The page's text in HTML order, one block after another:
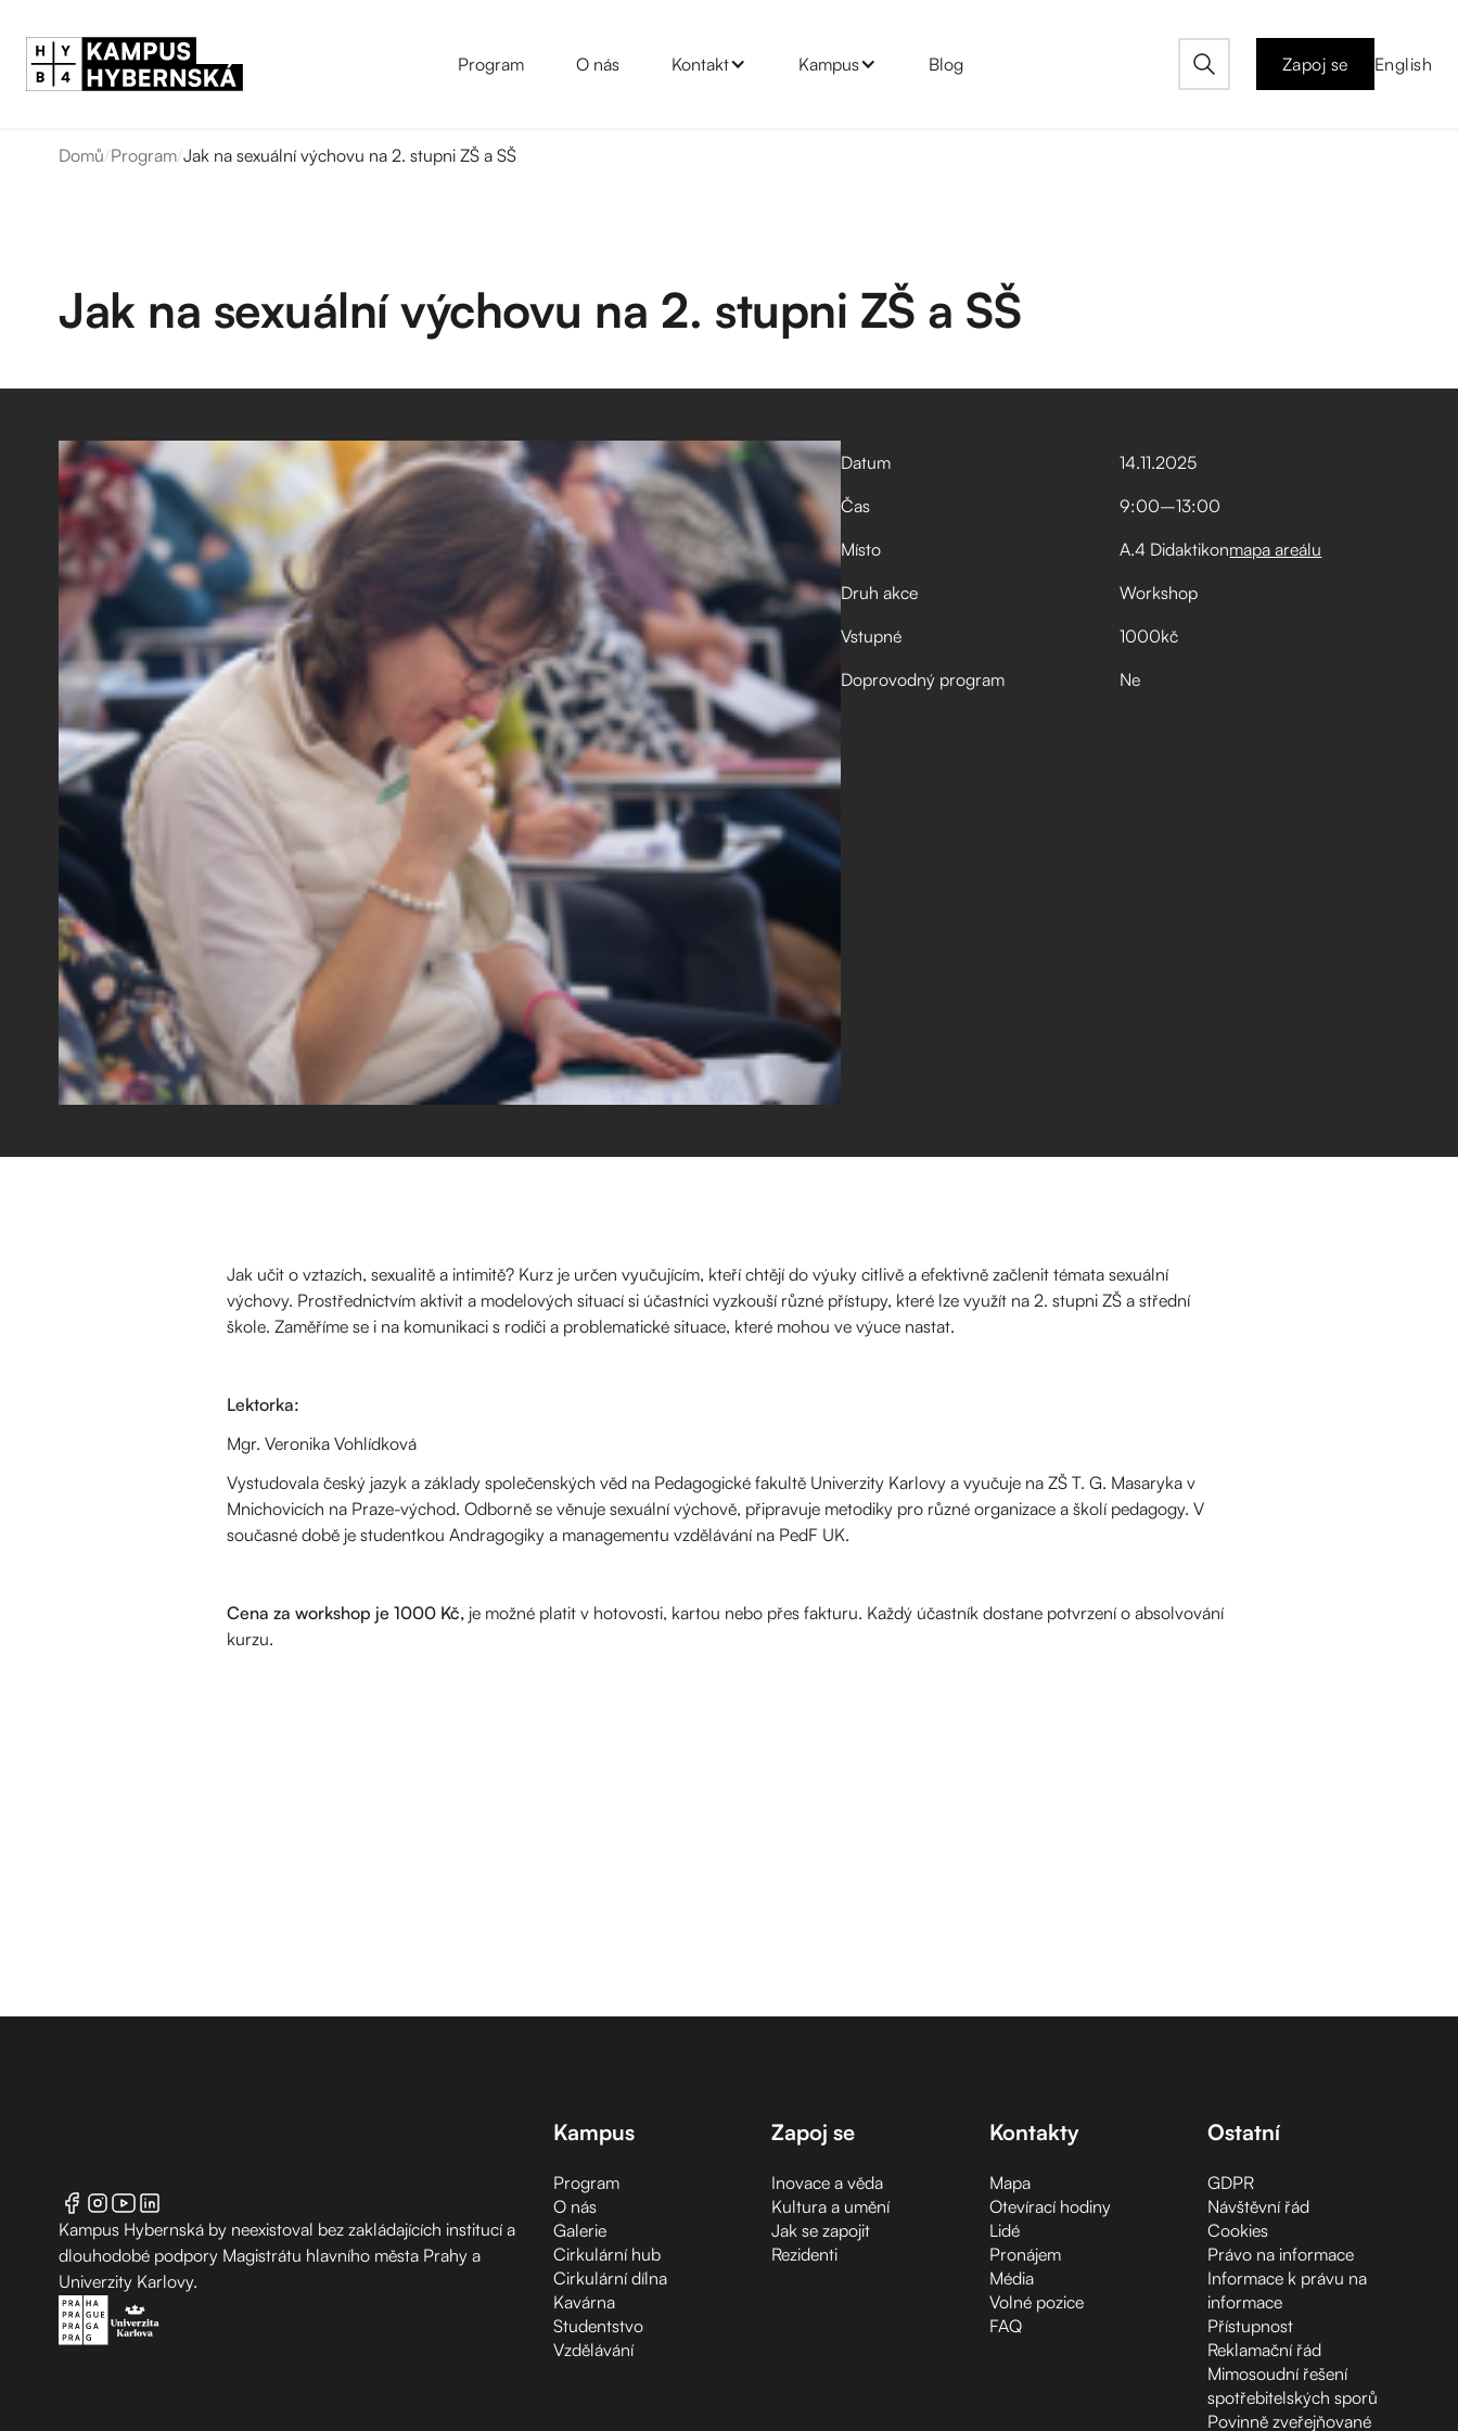
Program O nás Kontakt Kampus Blog Zapoj se English
Domů/Program/Jak na sexuální výchovu na 2. stupni ZŠ a SŠ
Jak na sexuální výchovu na 2. stupni ZŠ a SŠ
Datum 14.11.2025
Čas
9:00–⁠13:00
Místo
A.4 Didaktikonmapa areálu
Druh akce
Workshop
Vstupné
1000kč
Doprovodný program
Ne
Jak učit o vztazích, sexualitě a intimitě? Kurz je určen vyučujícím, kteří chtějí do výuky citlivě a efektivně začlenit témata sexuální
výchovy. Prostřednictvím aktivit a modelových situací si účastníci vyzkouší různé přístupy, které lze využít na 2. stupni ZŠ a střední
škole. Zaměříme se i na komunikaci s rodiči a problematické situace, které mohou ve výuce nastat.
Lektorka:
Mgr. Veronika Vohlídková
Vystudovala český jazyk a základy společenských věd na Pedagogické fakultě Univerzity Karlovy a vyučuje na ZŠ T. G. Masaryka v
Mnichovicích na Praze-východ. Odborně se věnuje sexuální výchově, připravuje metodiky pro různé organizace a školí pedagogy. V
současné době je studentkou Andragogiky a managementu vzdělávání na PedF UK.
Cena za workshop je 1000 Kč, je možné platit v hotovosti, kartou nebo přes fakturu. Každý účastník dostane potvrzení o absolvování
kurzu.
Kampus Hybernská by neexistoval bez zakládajících institucí a
dlouhodobé podpory Magistrátu hlavního města Prahy a
Univerzity Karlovy.
Kampus
Program
O nás
Galerie
Cirkulární hub
Cirkulární dílna
Kavárna
Studentstvo
Vzdělávání
Zapoj se
Inovace a věda
Kultura a umění
Jak se zapojit
Rezidenti
Kontakty
Mapa
Otevírací hodiny
Lidé
Pronájem
Média
Volné pozice
FAQ
Ostatní
GDPR
Návštěvní řád
Cookies
Právo na informace
Informace k právu na
informace
Přístupnost
Reklamační řád
Mimosoudní řešení
spotřebitelských sporů
Povinně zveřejňované